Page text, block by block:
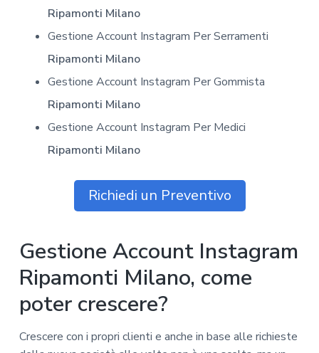
Ripamonti Milano
Gestione Account Instagram Per Serramenti
Ripamonti Milano
Gestione Account Instagram Per Gommista
Ripamonti Milano
Gestione Account Instagram Per Medici
Ripamonti Milano
Richiedi un Preventivo
Gestione Account Instagram
Ripamonti Milano, come
poter crescere?
Crescere con i propri clienti e anche in base alle richieste